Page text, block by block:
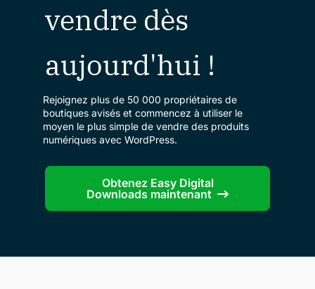
vendre dès
aujourd'hui !
Rejoignez plus de 50 000 propriétaires de
boutiques avisés et commencez à utiliser le
moyen le plus simple de vendre des produits
numériques avec WordPress.
Obtenez Easy Digital
Downloads maintenant